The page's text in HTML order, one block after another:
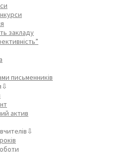
закладу
письменників
актив